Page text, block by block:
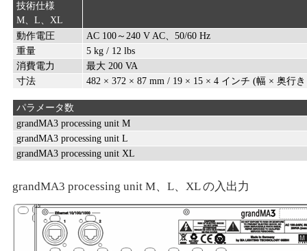
技術仕様
M、L、XL
動作電圧
AC 100～240 V AC、50/60 Hz
重量
5 kg / 12 lbs
消費電力
最大 200 VA
寸法
482 × 372 × 87 mm / 19 × 15 × 4 インチ (幅 × 奥行
パラメータ数
grandMA3 processing unit M
grandMA3 processing unit L
grandMA3 processing unit XL
grandMA3 processing unit M、L、XL の入出力